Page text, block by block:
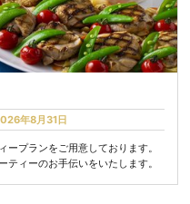
年8月31日
ープランをご用意しております。
ィーのお手伝いをいたします。